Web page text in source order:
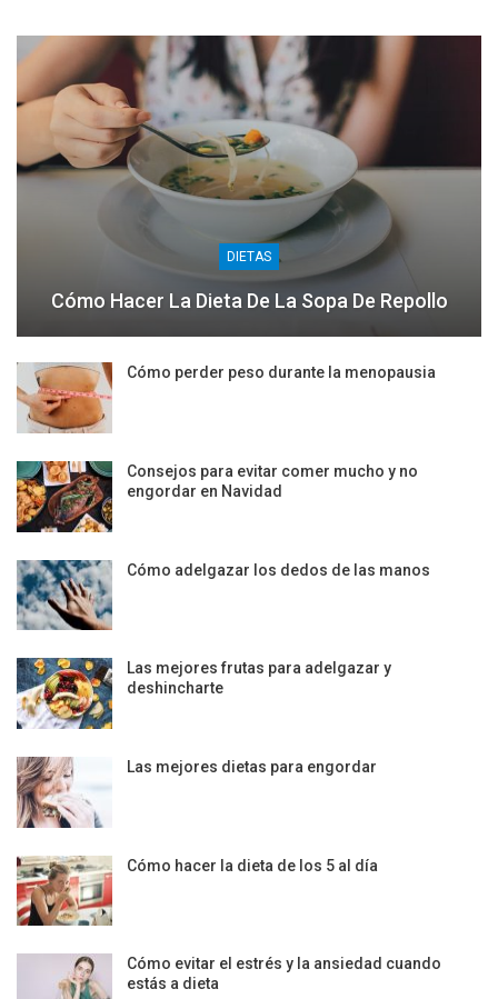
DIETAS
Cómo Hacer La Dieta De La Sopa De Repollo
Cómo perder peso durante la menopausia
Consejos para evitar comer mucho y no
engordar en Navidad
Cómo adelgazar los dedos de las manos
Las mejores frutas para adelgazar y
deshincharte
Las mejores dietas para engordar
Cómo hacer la dieta de los 5 al día
Cómo evitar el estrés y la ansiedad cuando
estás a dieta